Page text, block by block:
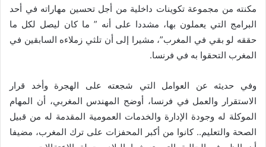
مكنته من مجموعة تكوينات داخلية من أجل تحسين مهاراته في أحد
البرامج التي يعملون بها، مشددا على أنه ” ما كان ليصل لكل ما
حققه لو بقي في المغرب”، مشيرا إلى أن تلثي زملاءه السابقين في
المغرب التحقوا به في فرنسا.
وفي حديثه عن العوامل التي شجعته على الهجرة وأخد قرار
الاستقرار والعمل في فرنسا، أوضح المهندس المغربي، أن المهام
الموكلة له وجودة الإدارة والخدمات العمومية المقدمة له من قبيل
الصحة والتعليم.. كانوا من أكبر المحفزات على ترك المغرب، مضيفا